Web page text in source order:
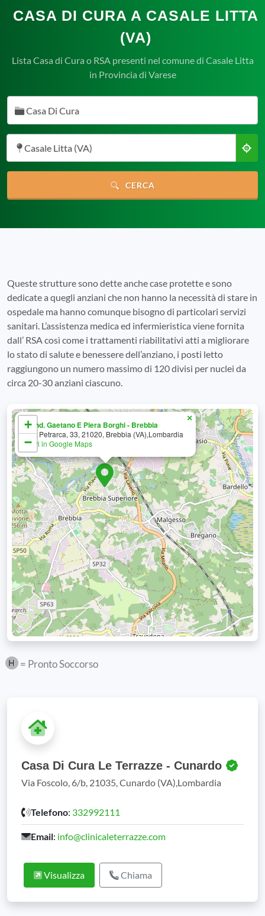
CASA DI CURA A CASALE LITTA
(VA)
Lista Casa di Cura o RSA presenti nel comune di Casale Litta
in Provincia di Varese
Casa Di Cura
Casale Litta (VA)
CERCA
Queste strutture sono dette anche case protette e sono
dedicate a quegli anziani che non hanno la necessità di stare in
ospedale ma hanno comunque bisogno di particolari servizi
sanitari. L’assistenza medica ed infermieristica viene fornita
dall’ RSA così come i trattamenti riabilitativi atti a migliorare
lo stato di salute e benessere dell’anziano, i posti letto
raggiungono un numero massimo di 120 divisi per nuclei da
circa 20-30 anziani ciascuno.
Fond. Gaetano E Piera Borghi - Brebbia
Via Petrarca, 33, 21020, Brebbia (VA),Lombardia
Apri in Google Maps
×
+
−
= Pronto Soccorso
Casa Di Cura Le Terrazze - Cunardo
Via Foscolo, 6/b, 21035, Cunardo (VA),Lombardia
Telefono: 332992111
Email: info@clinicaleterrazze.com
Visualizza Chiama